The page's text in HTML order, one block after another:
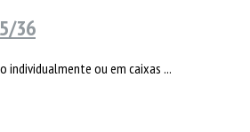
36
individualmente ou em caixas ...